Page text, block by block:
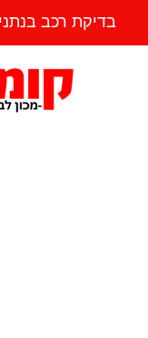
בדיקת רכב